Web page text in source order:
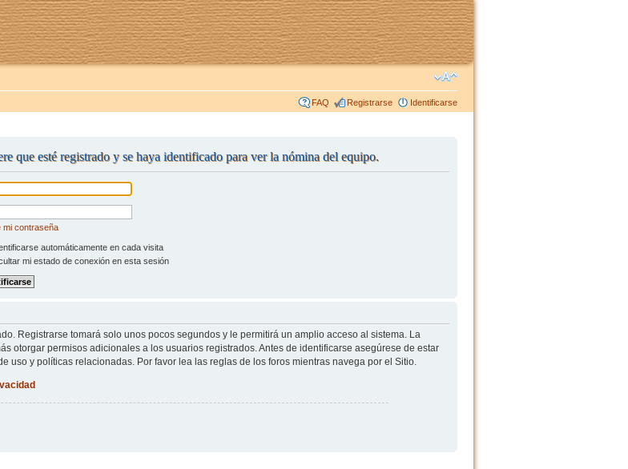
FAQ Registrarse Identificarse
que esté registrado y se haya identificado para ver la nómina del equipo.
mi contraseña
automáticamente en cada visita
mi estado de conexión en esta sesión
Registrarse tomará solo unos pocos segundos y le permitirá un amplio acceso al sistema. La
otorgar permisos adicionales a los usuarios registrados. Antes de identificarse asegúrese de estar
uso y políticas relacionadas. Por favor lea las reglas de los foros mientras navega por el Sitio.